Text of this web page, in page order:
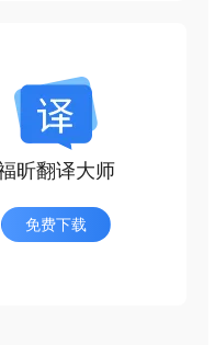
昕翻译大师
免费下载